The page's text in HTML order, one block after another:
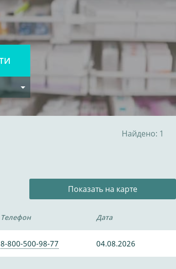
Найдено: 1
Показать на карте
Телефон Дата
8-800-500-98-77 04.08.2026